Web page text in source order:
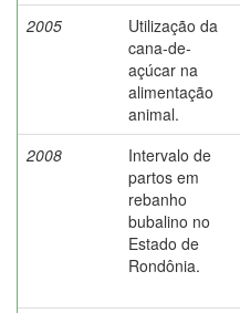
2005
Utilização da
cana-de-
açúcar na
alimentação
animal.
2008
Intervalo de
partos em
rebanho
bubalino no
Estado de
Rondônia.